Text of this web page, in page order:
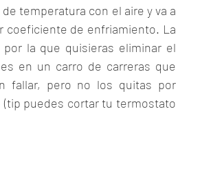
temperatura con el aire y va a
coeficiente de enfriamiento. La
por la que quisieras eliminar el
en un carro de carreras que
fallar, pero no los quitas por
puedes cortar tu termostato